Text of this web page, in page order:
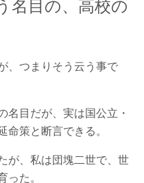
名目の、高校の
、つまりそう云う事で
名目だが、実は国公立・
命策と断言できる。
が、私は団塊二世で、世
った。